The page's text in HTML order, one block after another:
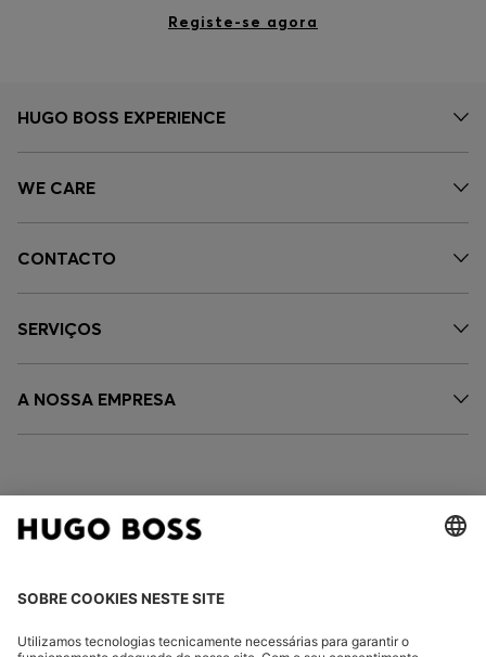
Registe-se agora
HUGO BOSS EXPERIENCE
WE CARE
CONTACTO
SERVIÇOS
A NOSSA EMPRESA
ALTERAR PAÍS: